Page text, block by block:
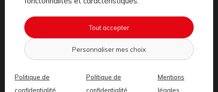
Tout accepter
Personnaliser mes choix
Politique de
confidentialité
Politique de
confidentialité
Mentions
légales
sécurisé. Pourquoi attendre ? Transformez vos
déplacements quotidiens en une activité sportive et
agréable avec
!
transport. C’est une véritable opportunité de faire du sport,